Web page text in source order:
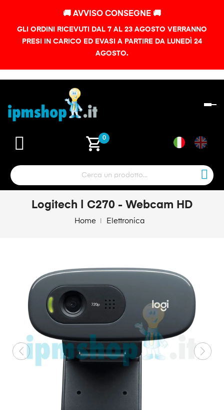
🚚 AVVISO CONSEGNE 🚚
GLI ORDINI RICEVUTI DAL 7 AL 23 AGOSTO VERRANNO
PRESI IN CARICO ED EVASI A PARTIRE DA LUNEDÌ 24
AGOSTO.
shopping_cart0
Logitech | C270 - Webcam HD
Home Elettronica